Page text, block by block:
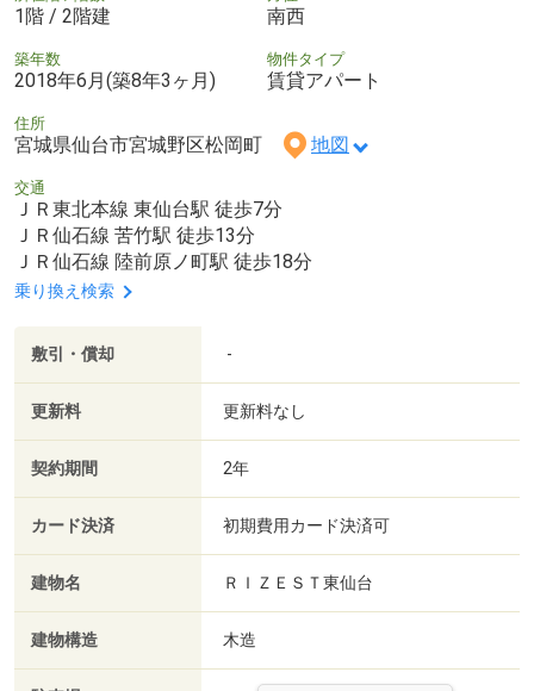
1階 / 2階建 南西
築年数
2018年6月(築8年3ヶ月)
物件タイプ
賃貸アパート
住所
宮城県仙台市宮城野区松岡町 地図
交通
ＪＲ東北本線 東仙台駅 徒歩7分
ＪＲ仙石線 苦竹駅 徒歩13分
ＪＲ仙石線 陸前原ノ町駅 徒歩18分
乗り換え検索
敷引・償却 -
更新料 更新料なし
契約期間 2年
カード決済 初期費用カード決済可
建物名 ＲＩＺＥＳＴ東仙台
建物構造 木造